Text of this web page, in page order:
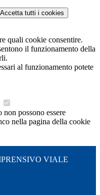
Accetta tutti i cookies
quali cookie consentire.
il funzionamento della
al funzionamento potete
possono essere
nella pagina della cookie
VIALE